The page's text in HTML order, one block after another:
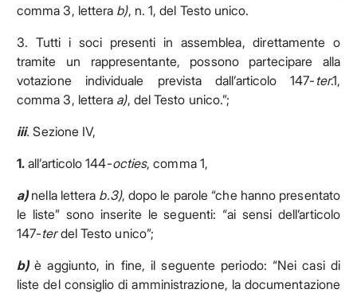
comma 3, lettera b), n. 1, del Testo unico.
3. Tutti i soci presenti in assemblea, direttamente o
tramite un rappresentante, possono partecipare alla
votazione individuale prevista dall’articolo 147- ter.1,
comma 3, lettera a), del Testo unico.”;
iii.Sezione IV,
1.all’articolo 144-octies, comma 1,
a) nella lettera b.3), dopo le parole “che hanno presentato
le liste” sono inserite le seguenti: “ai sensi dell’articolo
147-terdel Testo unico”;
b)è aggiunto, in fine, il seguente periodo: “Nei casi di
liste del consiglio di amministrazione, la documentazione